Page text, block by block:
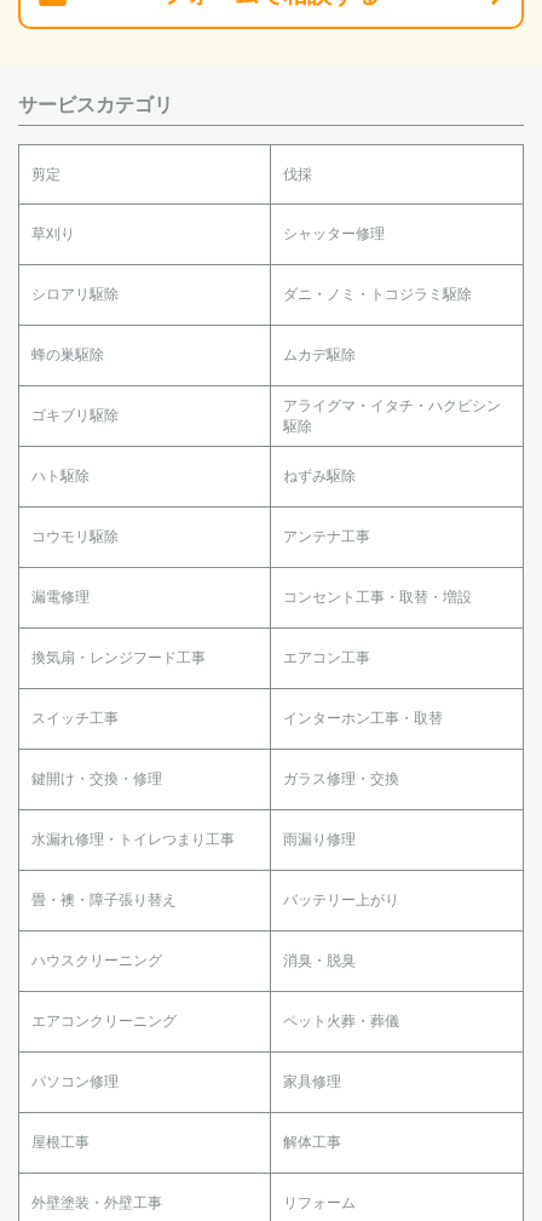
サービスカテゴリ
剪定 伐採
草刈り シャッター修理
シロアリ駆除 ダニ・ノミ・トコジラミ駆除
蜂の巣駆除 ムカデ駆除
ゴキブリ駆除
アライグマ・イタチ・ハクビシン
駆除
ハト駆除 ねずみ駆除
コウモリ駆除 アンテナ工事
漏電修理 コンセント工事・取替・増設
換気扇・レンジフード工事 エアコン工事
スイッチ工事 インターホン工事・取替
鍵開け・交換・修理 ガラス修理・交換
水漏れ修理・トイレつまり工事 雨漏り修理
畳・襖・障子張り替え バッテリー上がり
ハウスクリーニング 消臭・脱臭
エアコンクリーニング ペット火葬・葬儀
パソコン修理 家具修理
屋根工事 解体工事
外壁塗装・外壁工事 リフォーム